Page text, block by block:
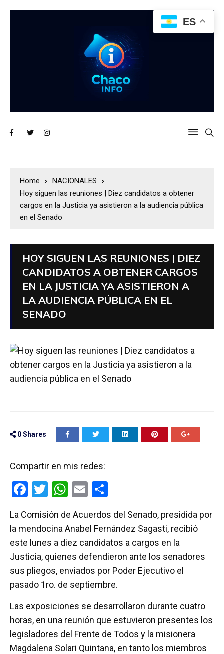
Home
NACIONALES
Hoy siguen las reuniones | Diez candidatos a obtener
cargos en la Justicia ya asistieron a la audiencia pública
en el Senado
HOY SIGUEN LAS REUNIONES | DIEZ
CANDIDATOS A OBTENER CARGOS
EN LA JUSTICIA YA ASISTIERON A
LA AUDIENCIA PÚBLICA EN EL
SENADO
0Shares
Compartir en mis redes:
F
ce
b
o
o
k
T
tt
er
W
at
s
A
p
p
E
ail m
p
ar
tir
La Comisión de Acuerdos del Senado, presidida por
la mendocina Anabel Fernández Sagasti, recibió
este lunes a diez candidatos a cargos en la
Justicia, quienes defendieron ante los senadores
sus pliegos, enviados por Poder Ejecutivo el
pasado 1ro. de septiembre.
Las exposiciones se desarrollaron durante cuatro
horas, en una reunión que estuvieron presentes los
legisladores del Frente de Todos y la misionera
Magdalena Solari Quintana, en tanto los miembros
ES